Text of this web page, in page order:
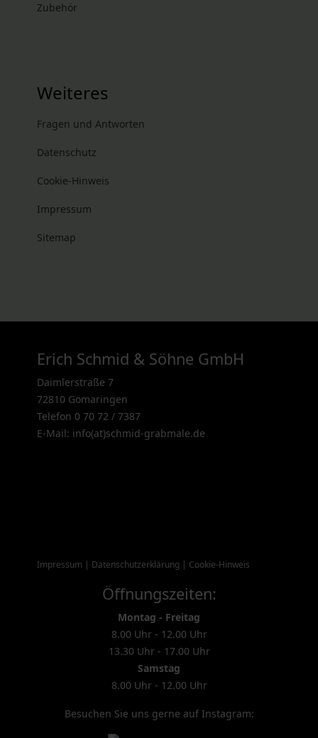
Zubehör
Weiteres
Fragen und Antworten
Datenschutz
Cookie-Hinweis
Impressum
Sitemap
Erich Schmid & Söhne GmbH
Daimlerstraße 7
72810 Gomaringen
Telefon 0 70 72 / 7387
E-Mail: info(at)schmid-grabmale.de
Impressum | Datenschutzerklärung | Cookie-Hinweis
Öffnungszeiten:
Montag - Freitag
8.00 Uhr - 12.00 Uhr
13.30 Uhr - 17.00 Uhr
Samstag
8.00 Uhr - 12.00 Uhr
Besuchen Sie uns gerne auf Instagram: